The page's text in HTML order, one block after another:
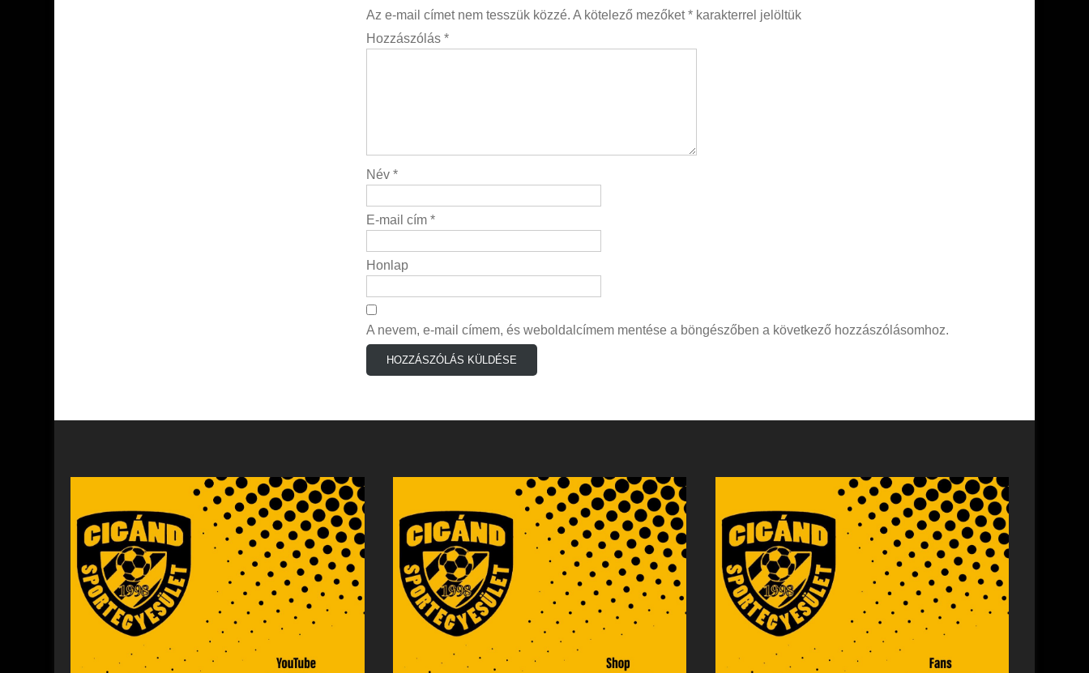
Az e-mail címet nem tesszük közzé. A kötelező mezőket* karakterrel jelöltük
Hozzászólás *
Név *
E-mail cím *
Honlap
A nevem, e-mail címem, és weboldalcímem mentése a böngészőben a következő hozzászólásomhoz.